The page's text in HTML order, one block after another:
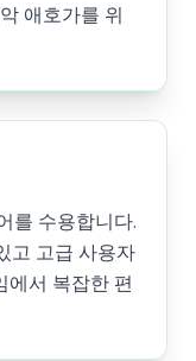
애호가를 위
를 수용합니다.
고 고급 사용자
에서 복잡한 편